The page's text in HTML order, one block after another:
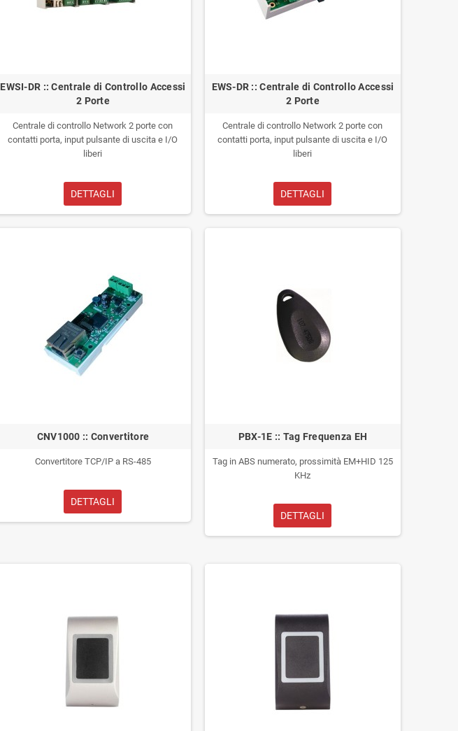
EWSI-DR :: Centrale di Controllo Accessi
2 Porte
Centrale di controllo Network 2 porte con
contatti porta, input pulsante di uscita e I/O
liberi
DETTAGLI
EWS-DR :: Centrale di Controllo Accessi
2 Porte
Centrale di controllo Network 2 porte con
contatti porta, input pulsante di uscita e I/O
liberi
DETTAGLI
CNV1000 :: Convertitore
Convertitore TCP/IP a RS-485
DETTAGLI
PBX-1E :: Tag Frequenza EH
Tag in ABS numerato, prossimità EM+HID 125
KHz
DETTAGLI